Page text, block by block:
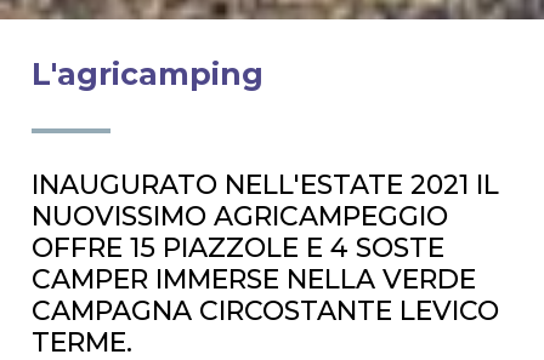
L'agricamping
INAUGURATO NELL'ESTATE 2021 IL
NUOVISSIMO AGRICAMPEGGIO
OFFRE 15 PIAZZOLE E 4 SOSTE
CAMPER IMMERSE NELLA VERDE
CAMPAGNA CIRCOSTANTE LEVICO
TERME.